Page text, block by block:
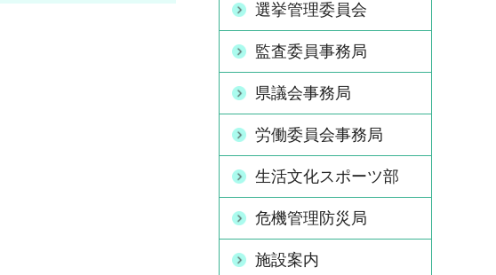
選挙管理委員会
監査委員事務局
県議会事務局
労働委員会事務局
生活文化スポーツ部
危機管理防災局
施設案内